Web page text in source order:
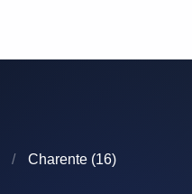
/ Charente (16)